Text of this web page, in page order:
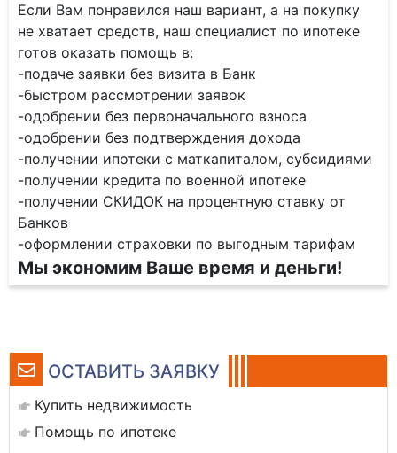
ОСТАВИТЬ ЗАЯВКУ
Купить недвижимость
Помощь по ипотеке
Если Вам понравился наш вариант, а на покупку
не хватает средств, наш специалист по ипотеке
готов оказать помощь в:
-подаче заявки без визита в Банк
-быстром рассмотрении заявок
-одобрении без первоначального взноса
-одобрении без подтверждения дохода
-получении ипотеки с маткапиталом, субсидиями
-получении кредита по военной ипотеке
-получении СКИДОК на процентную ставку от
Банков
-оформлении страховки по выгодным тарифам
Мы экономим Ваше время и деньги!